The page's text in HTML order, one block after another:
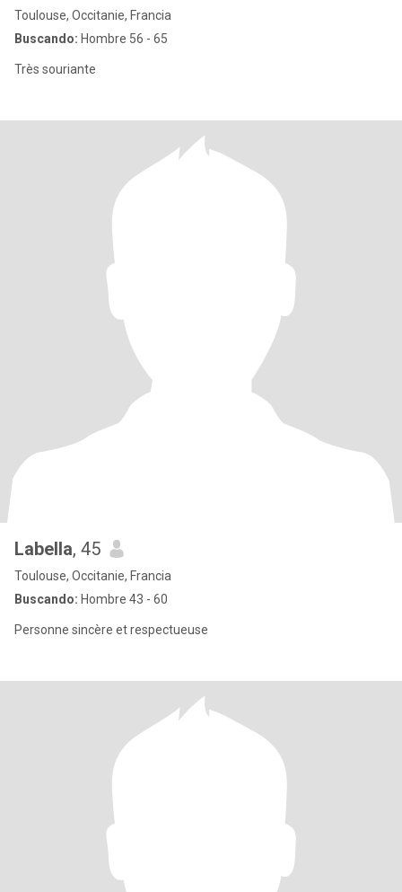
Toulouse, Occitanie, Francia
Buscando: Hombre 56 - 65
Très souriante
Labella, 45
Toulouse, Occitanie, Francia
Buscando: Hombre 43 - 60
Personne sincère et respectueuse